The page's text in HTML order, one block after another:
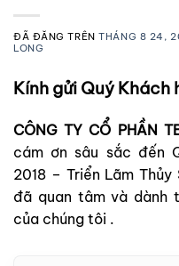
ĐÃ ĐĂNG TRÊNTHÁNG 8 24,
LONG
Kính gửi Quý Khách
CÔNG TY CỔ PHẦN
cám ơn sâu sắc đến
2018 – Triển Lãm
đã quan tâm và dành
của chúng tôi .